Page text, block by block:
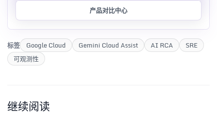
产品对比中心
标签 Google Cloud Gemini Cloud Assist AI RCA
SRE
可观测性
继续阅读